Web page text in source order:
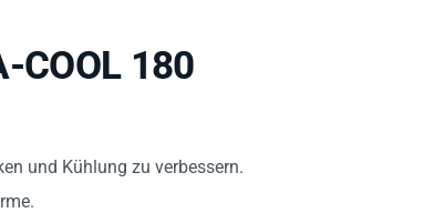
COOL 180
und Kühlung zu verbessern.